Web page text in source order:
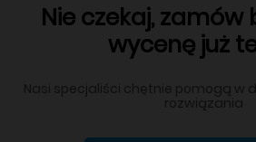
Nie czekaj, zamów
wycenę już
Nasi specjaliści chętnie pomogą w
rozwiązania